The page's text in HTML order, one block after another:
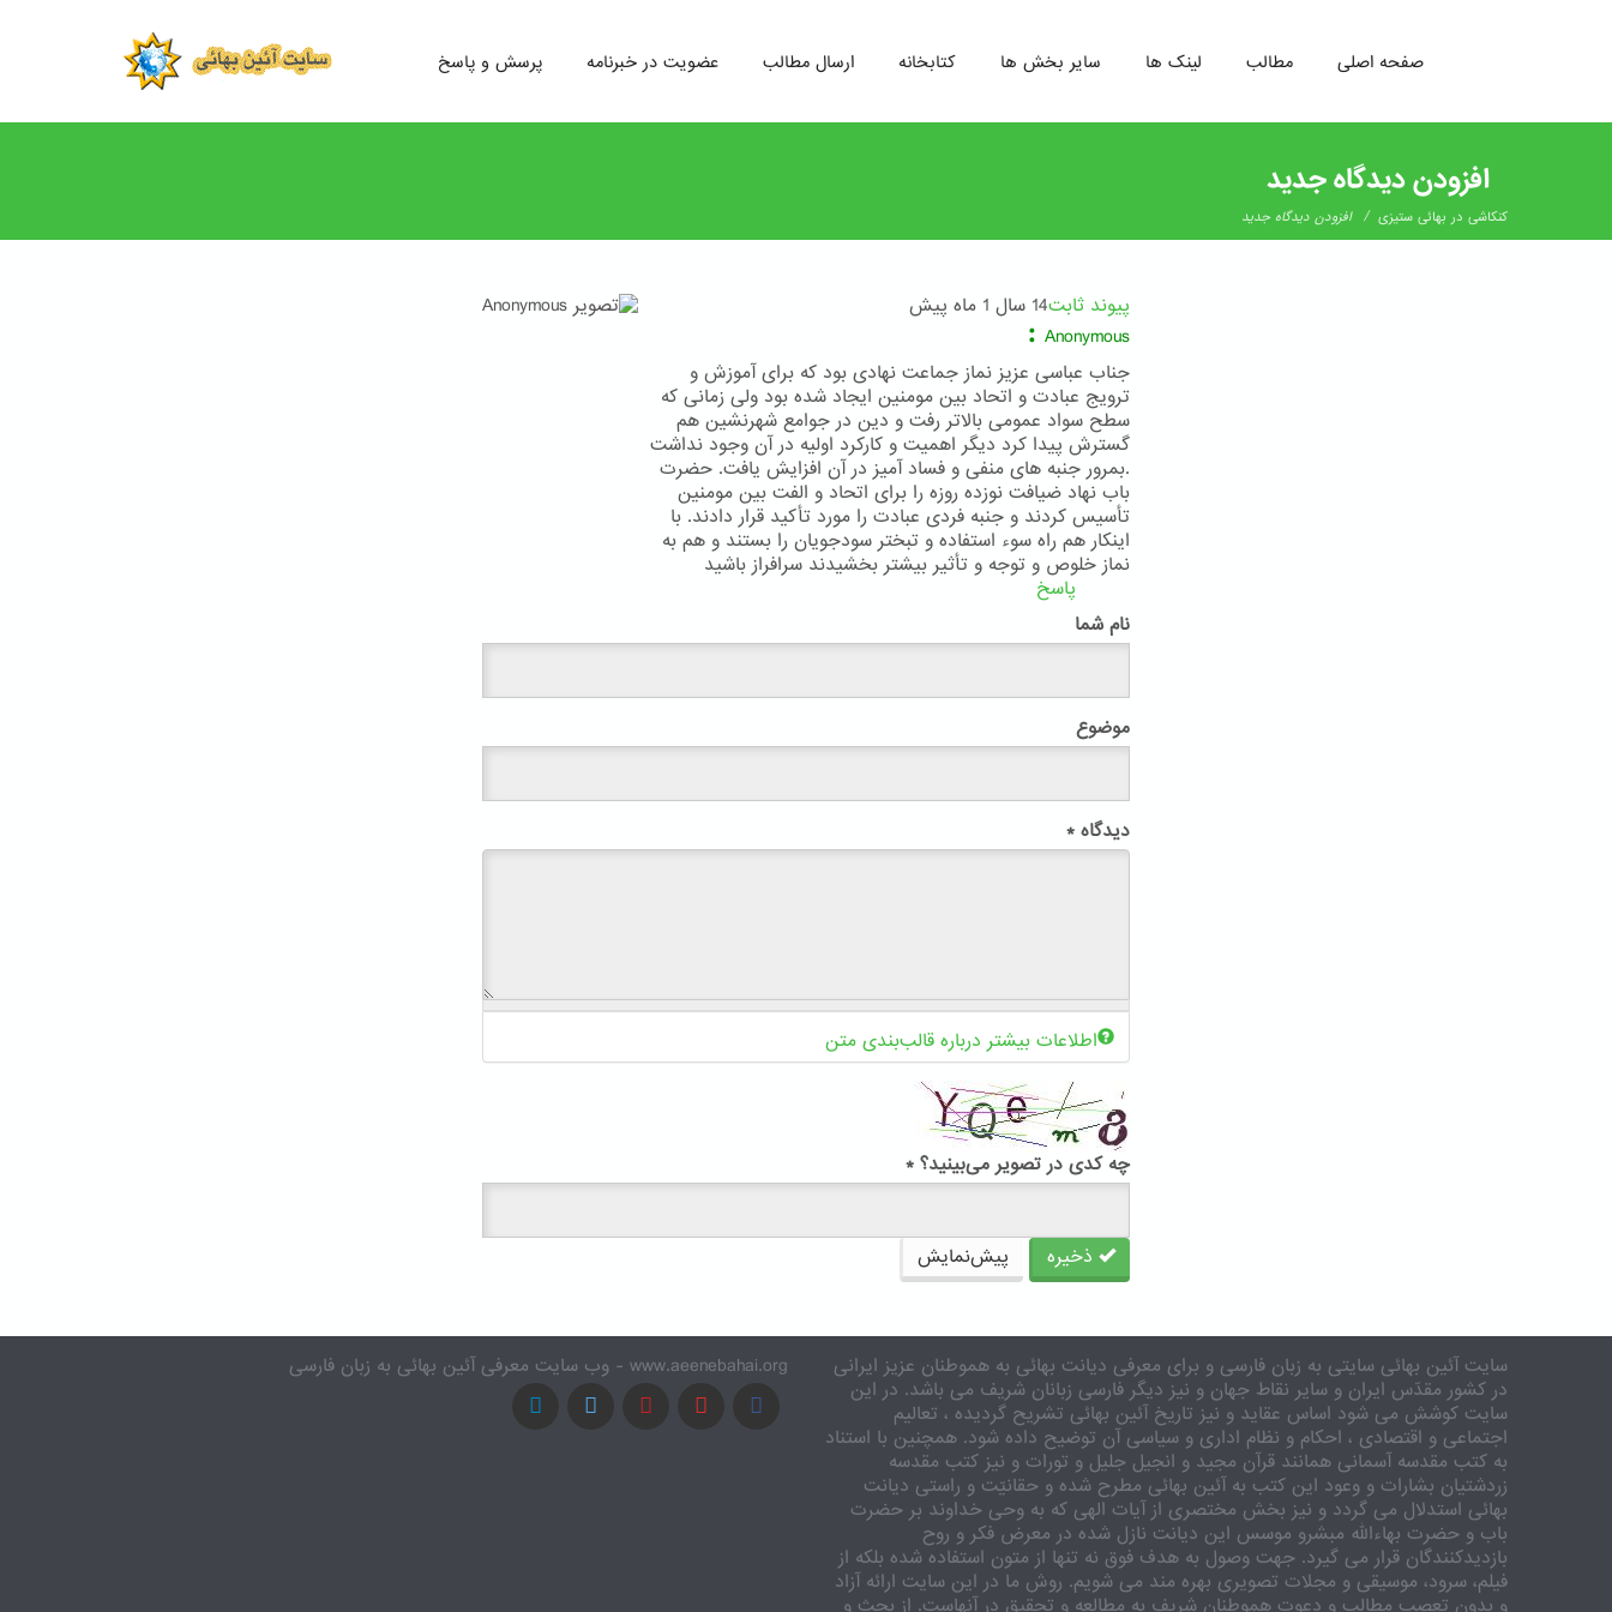
رفتن
پرسش و پاسخ عضویت در خبرنامه ارسال مطالب کتابخانه سایر بخش ها لینک ها مطالب صفحه اصلی
افزودن دیدگاه جدید
کنکاشی در بهائی ستيزی / افزودن دیدگاه جدید
پیوند ثابت14 سال 1 ماه پیش
Anonymous
:
جناب عباسی عزیز نماز جماعت نهادی بود که برای آموزش و
ترویج عبادت و اتحاد بین مومنین ایجاد شده بود ولی زمانی که
سطح سواد عمومی بالاتر رفت و دین در جوامع شهرنشین هم
گسترش پیدا کرد دیگر اهمیت و کارکرد اولیه در آن وجود نداشت
.بمرور جنبه های منفی و فساد آمیز در آن افزایش یافت. حضرت
باب نهاد ضیافت نوزده روزه را برای اتحاد و الفت بین مومنین
تأسیس کردند و جنبه فردی عبادت را مورد تأکید قرار دادند. با
اینکار هم راه سوء استفاده و تبختر سودجویان را بستند و هم به
نماز خلوص و توجه و تأثیر بیشتر بخشیدند سرافراز باشید
پاسخ
نام شما
موضوع
دیدگاه *
اطلاعات بیشتر درباره قالب‌بندی متن
چه کدی در تصویر می‌بینید؟ *
ذخیره پیش‌نمایش
www.aeenebahai.org - وب سایت معرفی آئین بهائی به زبان فارسی
سایت آئین بهائی سایتی به زبان فارسی و برای معرفی دیانت بهائی به هموطنان عزیز ایرانی
در کشور مقدّس ایران و سایر نقاط جهان و نیز دیگر فارسی زبانان شریف می باشد. در این
سایت کوشش می شود اساس عقاید و نیز تاریخ آئین بهائی تشریح گردیده ، تعالیم
اجتماعی و اقتصادی ، احکام و نظام اداری و سیاسی آن توضیح داده شود. همچنین با استناد
به کتب مقدسه آسمانی همانند قرآن مجید و انجیل جلیل و تورات و نیز کتب مقدسه
زردشتیان بشارات و وعود این کتب به آئین بهائی مطرح شده و حقانیّت و راستی دیانت
بهائی استدلال می گردد و نیز بخش مختصری از آیات الهی که به وحی خداوند بر حضرت
باب و حضرت بهاءالله مبشرو موسس این دیانت نازل شده در معرض فکر و روح
بازدیدکنندگان قرار می گیرد. جهت وصول به هدف فوق نه تنها از متون استفاده شده بلکه از
فیلم، سرود، موسیقی و مجلات تصویری بهره مند می شویم. روش ما در این سایت ارائه آزاد
و بدون تعصب مطالب و دعوت هموطنان شریف به مطالعه و تحقیق در آنهاست. از بحث و